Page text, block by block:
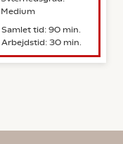
Medium
Samlet tid: 90 min.
Arbejdstid: 30 min.